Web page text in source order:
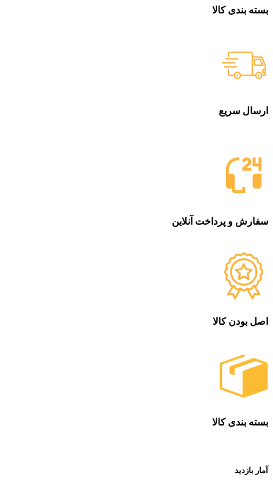
بسته بندی کالا
ارسال سریع
سفارش و پرداخت آنلاین
اصل بودن کالا
بسته بندی کالا
آمار بازدید